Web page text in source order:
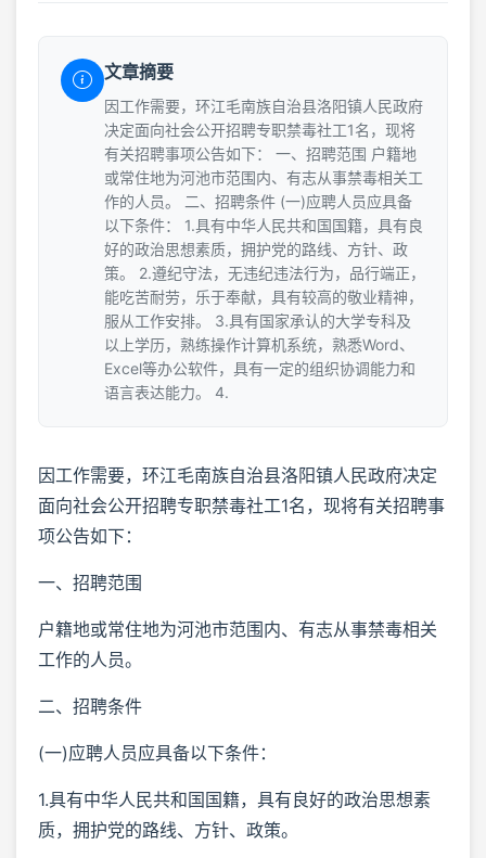
文章摘要
因工作需要，环江毛南族自治县洛阳镇人民政府
决定面向社会公开招聘专职禁毒社工1名，现将
有关招聘事项公告如下： 一、招聘范围 户籍地
或常住地为河池市范围内、有志从事禁毒相关工
作的人员。 二、招聘条件 (一)应聘人员应具备
以下条件： 1.具有中华人民共和国国籍，具有良
好的政治思想素质，拥护党的路线、方针、政
策。 2.遵纪守法，无违纪违法行为，品行端正，
能吃苦耐劳，乐于奉献，具有较高的敬业精神，
服从工作安排。 3.具有国家承认的大学专科及
以上学历，熟练操作计算机系统，熟悉Word、
Excel等办公软件，具有一定的组织协调能力和
语言表达能力。 4.
因工作需要，环江毛南族自治县洛阳镇人民政府决定
面向社会公开招聘专职禁毒社工1名，现将有关招聘事
项公告如下：
一、招聘范围
户籍地或常住地为河池市范围内、有志从事禁毒相关
工作的人员。
二、招聘条件
(一)应聘人员应具备以下条件：
1.具有中华人民共和国国籍，具有良好的政治思想素
质，拥护党的路线、方针、政策。